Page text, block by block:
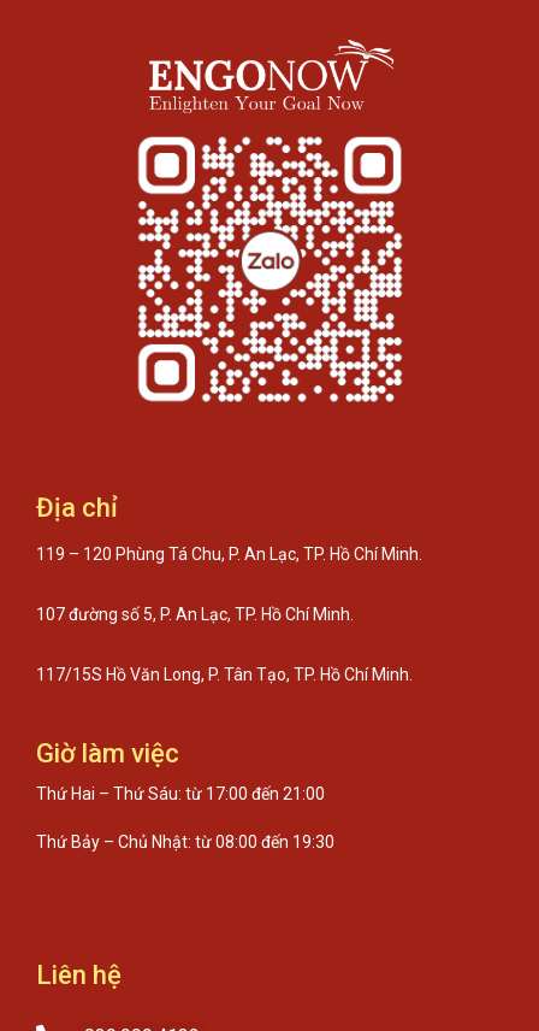
Địa chỉ
119 – 120 Phùng Tá Chu, P. An Lạc, TP. Hồ Chí Minh.
107 đường số 5, P. An Lạc, TP. Hồ Chí Minh.
117/15S Hồ Văn Long, P. Tân Tạo, TP. Hồ Chí Minh.
Giờ làm việc
Thứ Hai – Thứ Sáu: từ 17:00 đến 21:00
Thứ Bảy – Chủ Nhật: từ 08:00 đến 19:30
Liên hệ